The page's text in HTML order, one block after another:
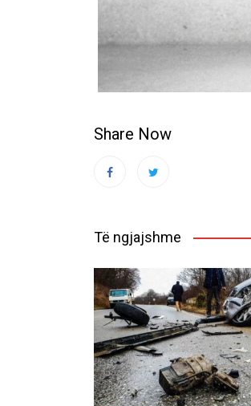
Share Now
Të ngjajshme